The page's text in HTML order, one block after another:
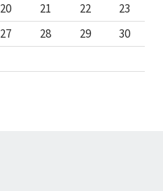
20 21 22
23
27 28 29
30